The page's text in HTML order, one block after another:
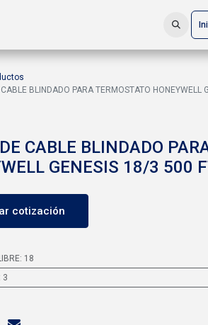
CABLE BLINDADO PARA TERMOSTATO HONEYWELL
CABLE BLINDADO
GENESIS 18/3 500
cotización
18
3